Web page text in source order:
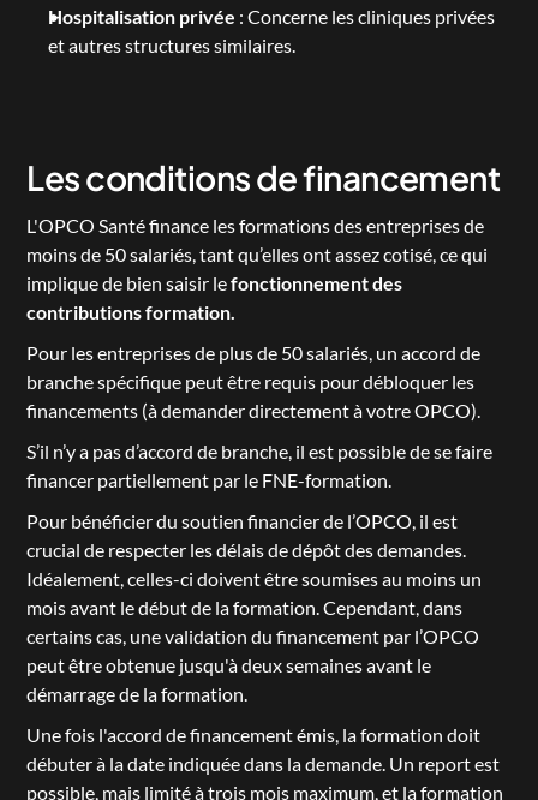
Hospitalisation privée : Concerne les cliniques privées
et autres structures similaires.
Les conditions de financement
L'OPCO Santé finance les formations des entreprises de
moins de 50 salariés, tant qu’elles ont assez cotisé, ce qui
implique de bien saisir le fonctionnement des
contributions formation.
Pour les entreprises de plus de 50 salariés, un accord de
branche spécifique peut être requis pour débloquer les
financements (à demander directement à votre OPCO).
S’il n’y a pas d’accord de branche, il est possible de se faire
financer partiellement par le FNE-formation.
Pour bénéficier du soutien financier de l’OPCO, il est
crucial de respecter les délais de dépôt des demandes.
Idéalement, celles-ci doivent être soumises au moins un
mois avant le début de la formation. Cependant, dans
certains cas, une validation du financement par l’OPCO
peut être obtenue jusqu'à deux semaines avant le
démarrage de la formation.
Une fois l'accord de financement émis, la formation doit
débuter à la date indiquée dans la demande. Un report est
possible, mais limité à trois mois maximum, et la formation